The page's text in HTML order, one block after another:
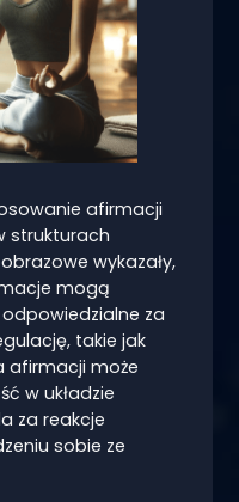
afirmacji
strukturach
wykazały,
mogą
za
takie jak
afirmacji może
w układzie
za reakcje
sobie ze